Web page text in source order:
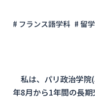
# フランス語学科 # 留
私は、パリ政治学院
年8月から1年間の長